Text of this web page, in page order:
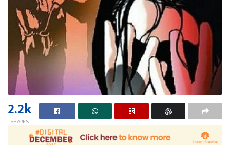
2.2k
SHARES